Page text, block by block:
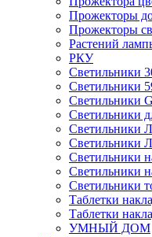
Прожекторы
Прожекторы
Растений
РКУ
Светильники
Светильники
Светильники
Светильники
Светильники
Светильники
Светильники
Светильники
Светильники
Таблетки
Таблетки
УМНЫЙ ДОМ